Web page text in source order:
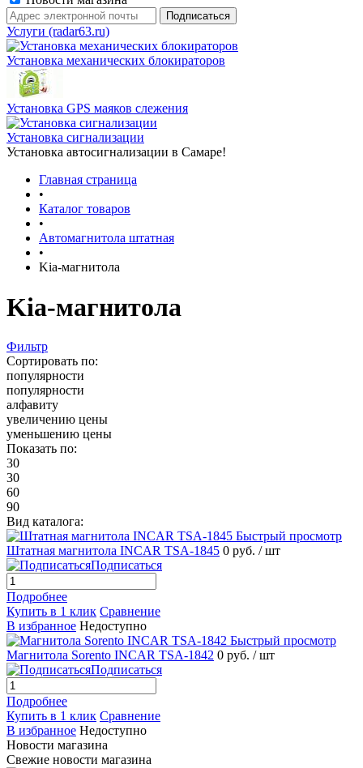
Услуги (radar63.ru)
Установка механических блокираторов
Установка GPS маяков слежения
Установка сигнализации
Установка автосигнализации в Самаре!
Главная страница
•
Каталог товаров
•
Автомагнитола штатная
•
Kia-магнитола
Kia-магнитола
Фильтр
Сортировать по:
популярности
популярности
алфавиту
увеличению цены
уменьшению цены
Показать по:
30
30
60
90
Вид каталога:
Быстрый просмотр
Штатная магнитола INCAR TSA-1845 0 руб. / шт
Подписаться
Подробнее
Купить в 1 клик Сравнение
В избранное Недоступно
Быстрый просмотр
Магнитола Sorento INCAR TSA-1842 0 руб. / шт
Подписаться
Подробнее
Купить в 1 клик Сравнение
В избранное Недоступно
Новости магазина
Свежие новости магазина